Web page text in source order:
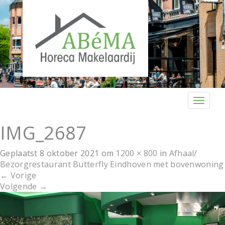
T
n
v
i
g
IMG_2687
Geplaatst8 oktober 2021 om 1200 × 800 in Afhaal/
Bezorgrestaurant Butterfly Eindhoven met bovenwoning
← Vorige
Volgende →